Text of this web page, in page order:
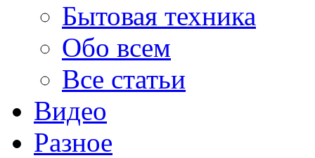
Бытовая техника
Обо всем
Все статьи
Видео
Разное